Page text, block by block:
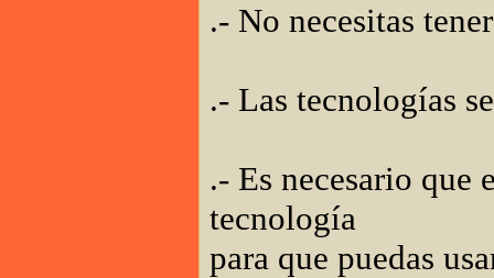
.- No necesitas
.- Las tecnologías
.- Es necesario que
tecnología
para que puedas